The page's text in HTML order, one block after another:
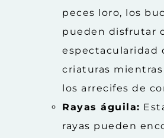
peces loro, los
pueden disfrutar
espectacularidad
criaturas
los arrecifes de
Rayas águila:
rayas pueden